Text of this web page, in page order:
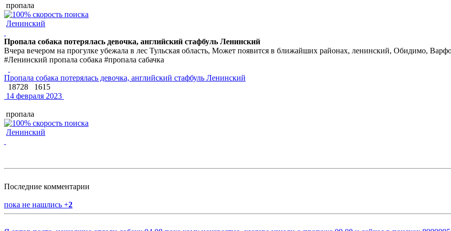
пропала
Ленинский
Пропала собака потерялась девочка, английский стафбуль Ленинский
Вчера вечером на прогулке убежала в лес Тульская область, Может появится в ближайших районах, ленинский, Обидимо,
#Ленинский пропала собака #пропала сабачка
Пропала собака потерялась девочка, английский стафбуль Ленинский
18728
1615
14 февраля 2023
пропала
Ленинский
Последние комментарии
пока не нашлись +2